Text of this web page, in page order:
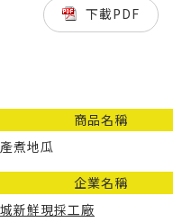
下載PDF
商品名稱
煮地瓜
企業名稱
新鮮現採工廠